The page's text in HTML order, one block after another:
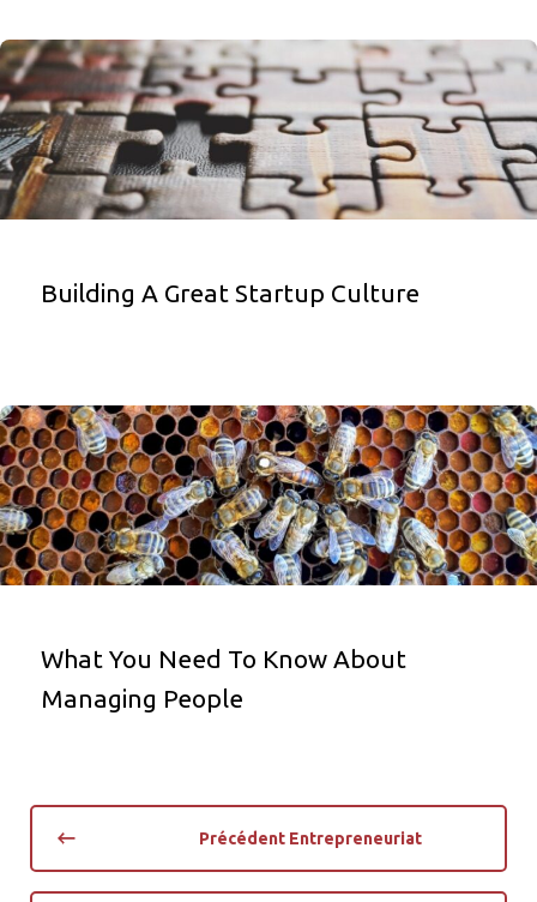
Building A Great Startup Culture
What You Need To Know About
Managing People
Précédent Entrepreneuriat